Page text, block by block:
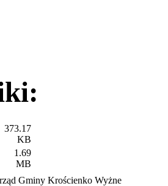
373.17
KB
1.69
MB
Gminy Krościenko Wyżne